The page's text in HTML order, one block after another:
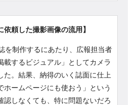
頼した撮影画像の流用】
を制作するにあたり、広報担当者
載するビジュアル」としてカメラ
た。結果、納得のいく誌面に仕上
ホームページにも使おう」という
認しなくても、特に問題ないだろ